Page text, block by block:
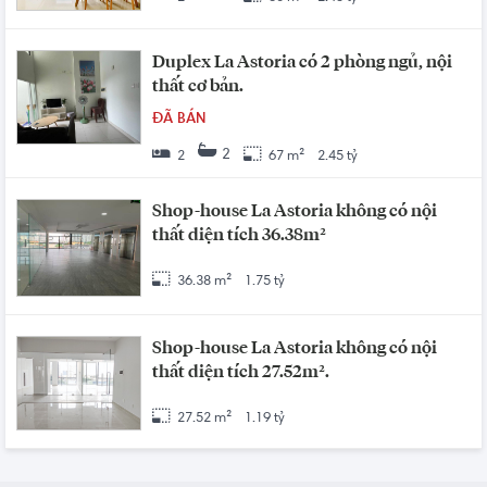
Duplex La Astoria có 2 phòng ngủ, nội
thất cơ bản.
ĐÃ BÁN
2 2 67 m² 2.45 tỷ
Shop-house La Astoria không có nội
thất diện tích 36.38m²
36.38 m² 1.75 tỷ
Shop-house La Astoria không có nội
thất diện tích 27.52m².
27.52 m² 1.19 tỷ